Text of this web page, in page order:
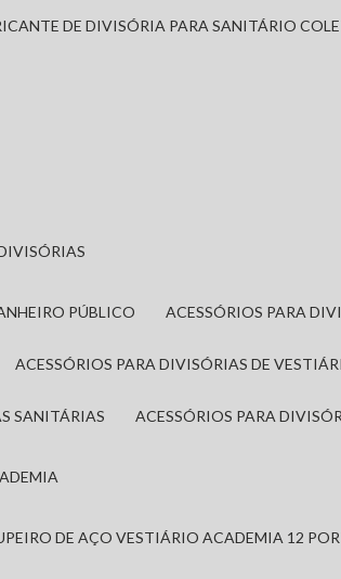
DE DIVISÓRIA PARA SANITÁRIO
PÚBLICO ACESSÓRIOS PARA
ACESSÓRIOS PARA DIVISÓRIAS DE
SANITÁRIAS ACESSÓRIOS PARA
DE AÇO VESTIÁRIO ACADEMIA 12